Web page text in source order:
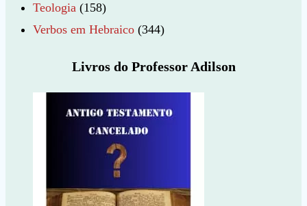
Teologia (158)
Verbos em Hebraico (344)
Livros do Professor Adilson